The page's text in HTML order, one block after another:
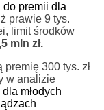
do premii dla
prawie 9 tys.
limit środków
mln zł.
300 tys. zł
w analizie
młodych